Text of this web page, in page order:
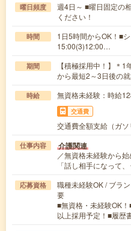
曜日頻度
週4日～ ■曜日固定の
ください！
時間
1日5時間からOK！■
15:00(3)12:00…
期間
【積極採用中！】＊
から最短2～3日後の
時給 無資格未経験：時給
交通費
交通費全額支給（ガソ
仕事内容 介護関連
／無資格未経験から
「話し相手になって
応募資格
職種未経験OK / ブラ
要
■無資格・未経験OK
以上採用予定！■履歴